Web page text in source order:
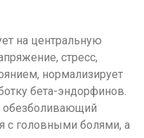
на центральную
стресс,
нормализирует
бета-эндорфинов.
обезболивающий
с головными болями, а